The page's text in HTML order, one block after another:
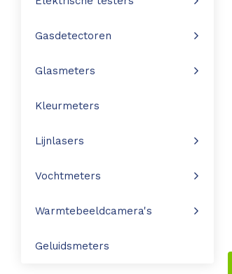
Gasdetectoren
Glasmeters
Kleurmeters
Lijnlasers
Vochtmeters
Warmtebeeldcamera's
Geluidsmeters